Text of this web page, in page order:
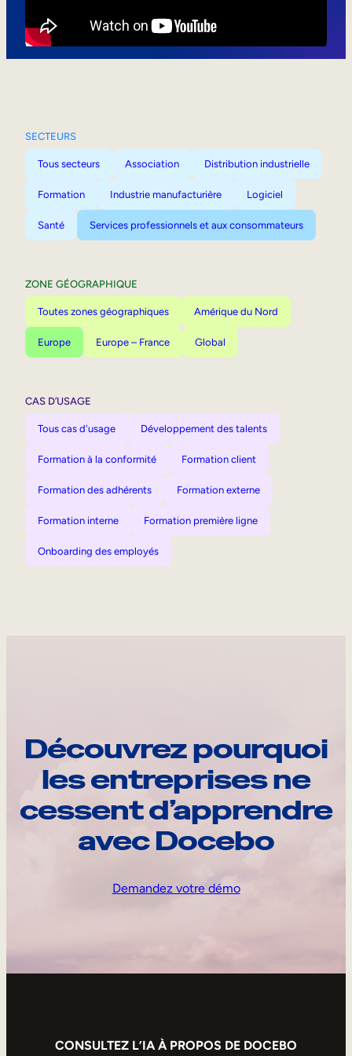
SECTEURS
Tous secteurs Association Distribution industrielle
Formation Industrie manufacturière Logiciel
Santé Services professionnels et aux consommateurs
ZONE GÉOGRAPHIQUE
Toutes zones géographiques Amérique du Nord
Europe Europe – France Global
CAS D’USAGE
Tous cas d'usage Développement des talents
Formation à la conformité Formation client
Formation des adhérents Formation externe
Formation interne Formation première ligne
Onboarding des employés
Découvrez pourquoi
les entreprises ne
cessent d’apprendre
avec Docebo
Demandez votre démo
CONSULTEZ L’IA À PROPOS DE DOCEBO